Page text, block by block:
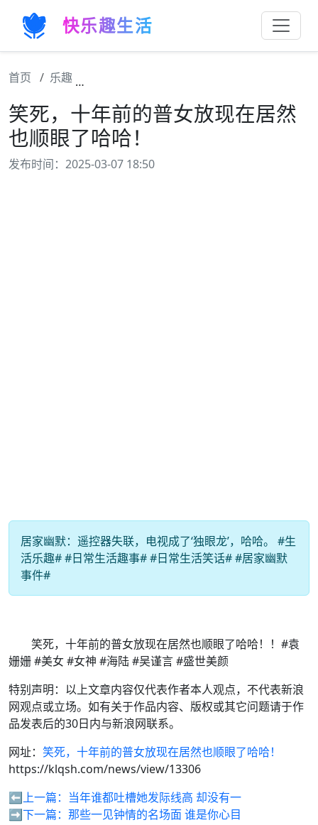
快乐趣生活
首页 乐趣
笑死，十年前的普女放现在居然
也顺眼了哈哈！
发布时间：2025-03-07 18:50
居家幽默：遥控器失联，电视成了‘独眼龙’，哈哈。 #生
活乐趣# #日常生活趣事# #日常生活笑话# #居家幽默
事件#
笑死，十年前的普女放现在居然也顺眼了哈哈！！#袁
姗姗 #美女 #女神 #海陆 #吴谨言 #盛世美颜
特别声明：以上文章内容仅代表作者本人观点，不代表新浪
网观点或立场。如有关于作品内容、版权或其它问题请于作
品发表后的30日内与新浪网联系。
网址： 笑死，十年前的普女放现在居然也顺眼了哈哈！
https://klqsh.com/news/view/13306
⬅️上一篇： 当年谁都吐槽她发际线高 却没有一
➡️下一篇： 那些一见钟情的名场面 谁是你心目